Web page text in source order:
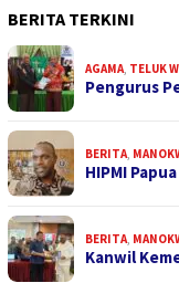
BERITA TERKINI
AGAMA, TELUK
Pengurus
BERITA,
HIPMI
BERITA,
Kanwil